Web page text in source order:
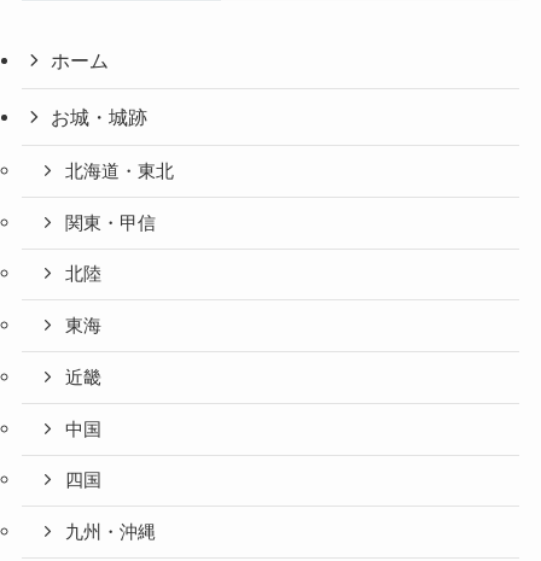
ホーム
お城・城跡
北海道・東北
関東・甲信
北陸
東海
近畿
中国
四国
九州・沖縄